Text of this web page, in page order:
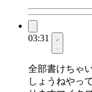
03:31
全部書けちゃ
しょうねやっ